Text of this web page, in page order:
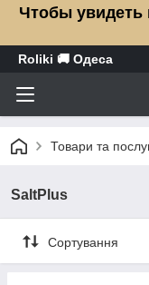
Чтобы
Roliki 🚚 Одеса
Товари та
SaltPlus
Сортування